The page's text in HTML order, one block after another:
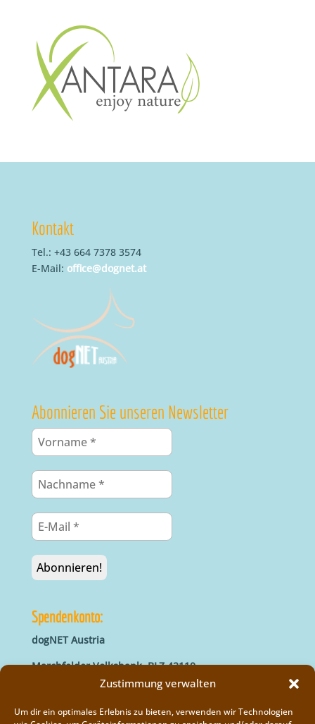
Zustimmung verwalten
Um dir ein optimales Erlebnis zu bieten, verwenden wir Technologien
Kontakt
Tel.: +43 664 7378 3574
E-Mail: office@dognet.at
Abonnieren Sie unseren Newsletter
Spendenkonto:
dogNET Austria
Marchfelder Volksbank, BLZ 42110
IBAN: AT66 4211 0421 5000 0000